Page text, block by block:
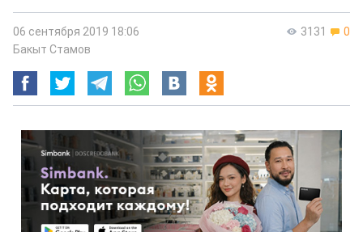
3131 0
06 сентября 2019 18:06
Бакыт Стамов